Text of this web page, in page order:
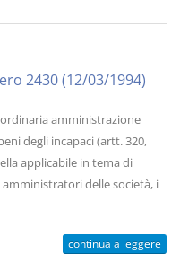
2430 (12/03/1994)
amministrazione
degli incapaci (artt. 320,
applicabile in tema di
delle società, i
continua a leggere